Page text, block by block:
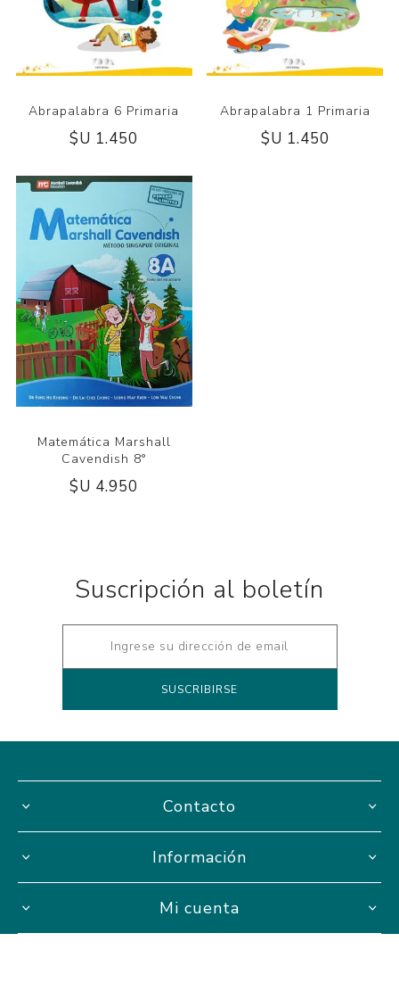
Abrapalabra 6 Primaria
$U 1.450
Abrapalabra 1 Primaria
$U 1.450
Matemática Marshall
Cavendish 8°
$U 4.950
Suscripción al boletín
Contacto
Información
Mi cuenta